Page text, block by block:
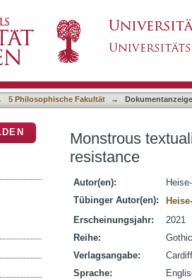
5 Philosophische Fakultät → Dokumentanzeige
Monstrous
resistance
Autor(en):
Tübinger Autor(en):
Erscheinungsjahr:
2021
Reihe:
Verlagsangabe:
Sprache: